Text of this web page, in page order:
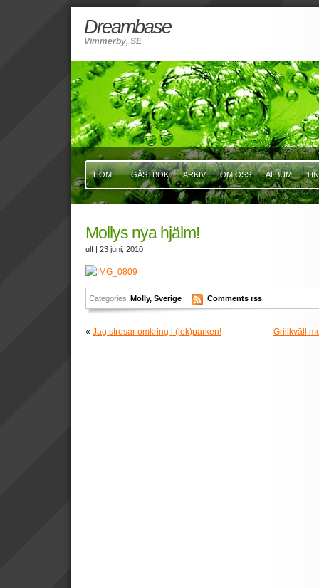
Dreambase
Vimmerby, SE
HOME GÄSTBOK ARKIV OM OSS ALBUM
Mollys nya hjälm!
ulf | 23 juni, 2010
Categories Molly,Sverige Comments rss
« Jag strosar omkring i (lek)parken! Grillkväll